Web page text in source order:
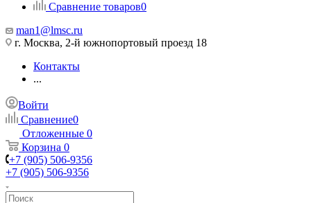
Сравнение товаров0
man1@lmsc.ru
г. Москва, 2-й южнопортовый проезд 18
Контакты
...
Войти
Сравнение0
Отложенные 0
Корзина 0
+7 (905) 506-9356
+7 (905) 506-9356